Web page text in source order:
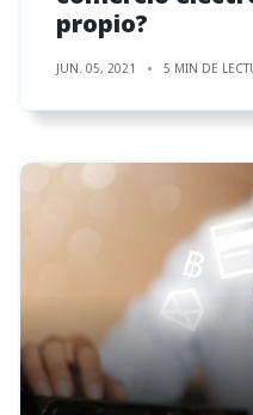
propio?
JUN. 05, 2021 5 MIN DE